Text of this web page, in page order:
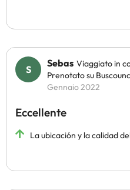
Sebas Viaggiato in
Prenotato su
Gennaio 2022
Eccellente
La ubicación y la calidad